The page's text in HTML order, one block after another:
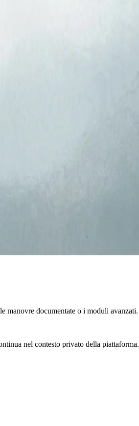
manovre documentate o i moduli avanzati.
nel contesto privato della piattaforma.